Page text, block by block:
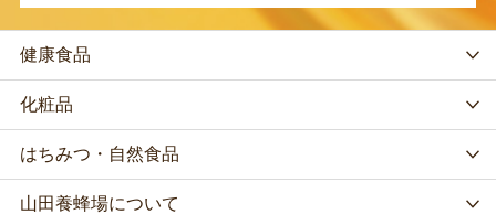
健康食品
化粧品
はちみつ・自然食品
山田養蜂場について